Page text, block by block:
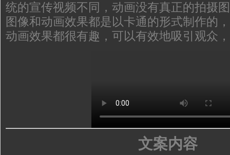
统的宣传视频不同，动画没有真正的拍摄
图像和动画效果都是以卡通的形式制作的
动画效果都很有趣，可以有效地吸引观众
文案内容